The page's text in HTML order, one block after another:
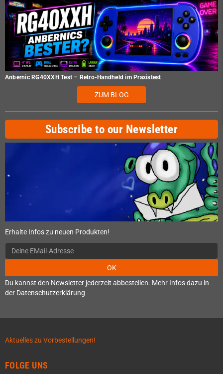
Anbernic RG40XXH Test – Retro-Handheld im Praxistest
ZUM BLOG
Subscribe to our Newsletter
Erhalte Infos zu neuen Produkten!
OK
Du kannst den Newsletter jederzeit abbestellen. Mehr Infos dazu in
der Datenschutzerklärung
Aktuelles zu Vorbestellungen!
FOLGE UNS